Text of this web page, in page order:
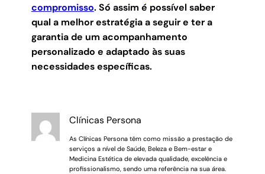
compromisso. Só assim é possível saber
qual a melhor estratégia a seguir e ter a
garantia de um acompanhamento
personalizado e adaptado às suas
necessidades específicas.
Clínicas Persona
As Clínicas Persona têm como missão a prestação de
serviços a nível de Saúde, Beleza e Bem-estar e
Medicina Estética de elevada qualidade, excelência e
profissionalismo, sendo uma referência na sua área.